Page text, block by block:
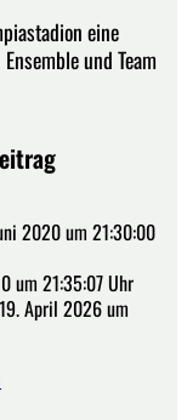
eine
und Team
2020 um 21:30:00
um 21:35:07 Uhr
April 2026 um